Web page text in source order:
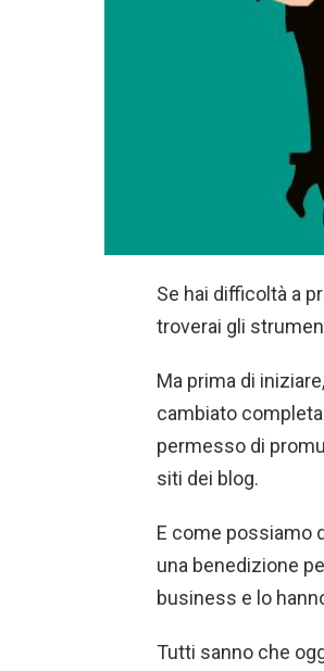
Se hai difficoltà a
troverai gli
Ma prima di
cambiato
permesso di
siti dei blog.
E come possiamo
una benedizione
business e lo
Tutti sanno che